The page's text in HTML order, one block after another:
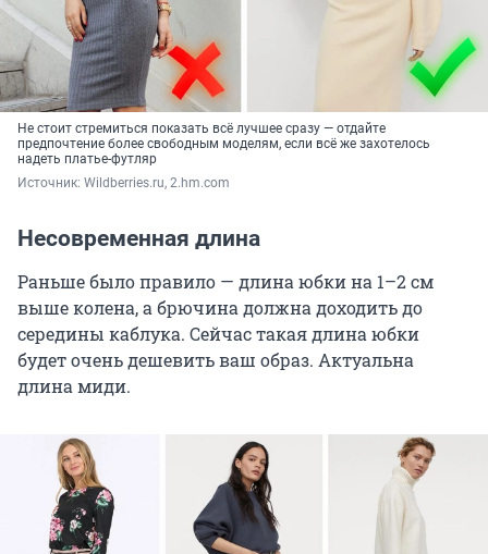
Не стоит стремиться показать всё лучшее сразу — отдайте
предпочтение более свободным моделям, если всё же захотелось
надеть платье-футляр
Источник: Wildberries.ru, 2.hm.com
Несовременная длина
Раньше было правило — длина юбки на 1–2 см
выше колена, а брючина должна доходить до
середины каблука. Сейчас такая длина юбки
будет очень дешевить ваш образ. Актуальна
длина миди.